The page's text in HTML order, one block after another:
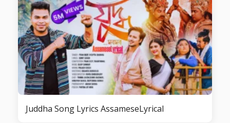
Juddha Song Lyrics AssameseLyrical